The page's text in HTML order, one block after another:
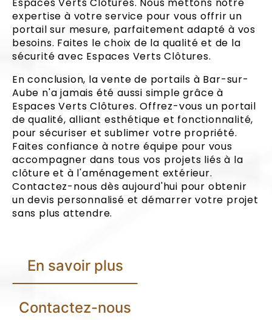
Espaces Verts Clôtures. Nous mettons notre
expertise à votre service pour vous offrir un
portail sur mesure, parfaitement adapté à vos
besoins. Faites le choix de la qualité et de la
sécurité avec Espaces Verts Clôtures.
En conclusion, la vente de portails à Bar-sur-
Aube n'a jamais été aussi simple grâce à
Espaces Verts Clôtures. Offrez-vous un portail
de qualité, alliant esthétique et fonctionnalité,
pour sécuriser et sublimer votre propriété.
Faites confiance à notre équipe pour vous
accompagner dans tous vos projets liés à la
clôture et à l'aménagement extérieur.
Contactez-nous dès aujourd'hui pour obtenir
un devis personnalisé et démarrer votre projet
sans plus attendre.
En savoir plus
Contactez-nous